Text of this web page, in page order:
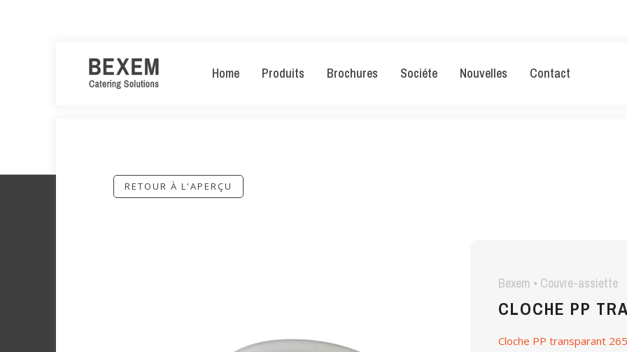
Home Produits Brochures Sociéte Nouvelles Contact
RETOUR À L'APERÇU
Bexem • Couvre-assiette
CLOCHE PP
Cloche PP transparant